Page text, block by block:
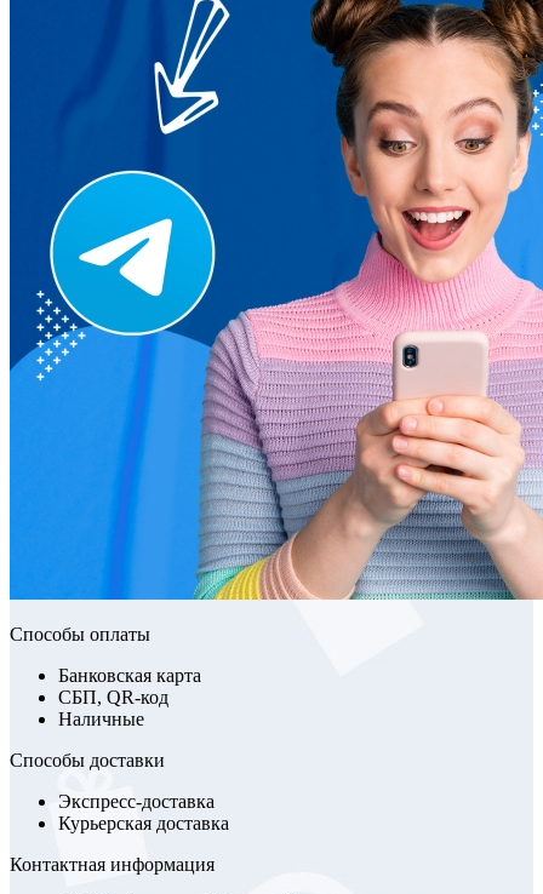
Способы оплаты
Банковская карта
СБП, QR-код
Наличные
Способы доставки
Экспресс-доставка
Курьерская доставка
Контактная информация